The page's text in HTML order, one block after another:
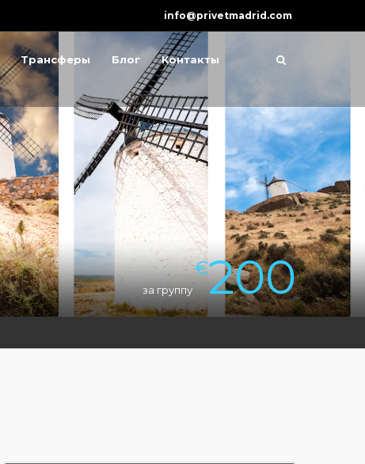
info@privetmadrid.com
Трансферы Блог Контакты
за группу
€200